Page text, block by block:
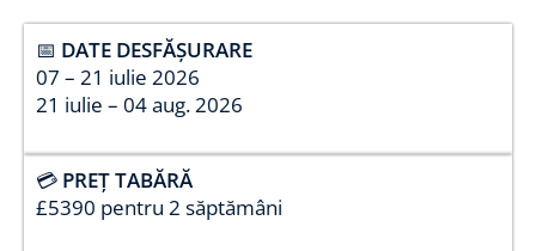
📅 DATE DESFĂȘURARE
07 – 21 iulie 2026
21 iulie – 04 aug. 2026
💳 PREȚ TABĂRĂ
£5390 pentru 2 săptămâni